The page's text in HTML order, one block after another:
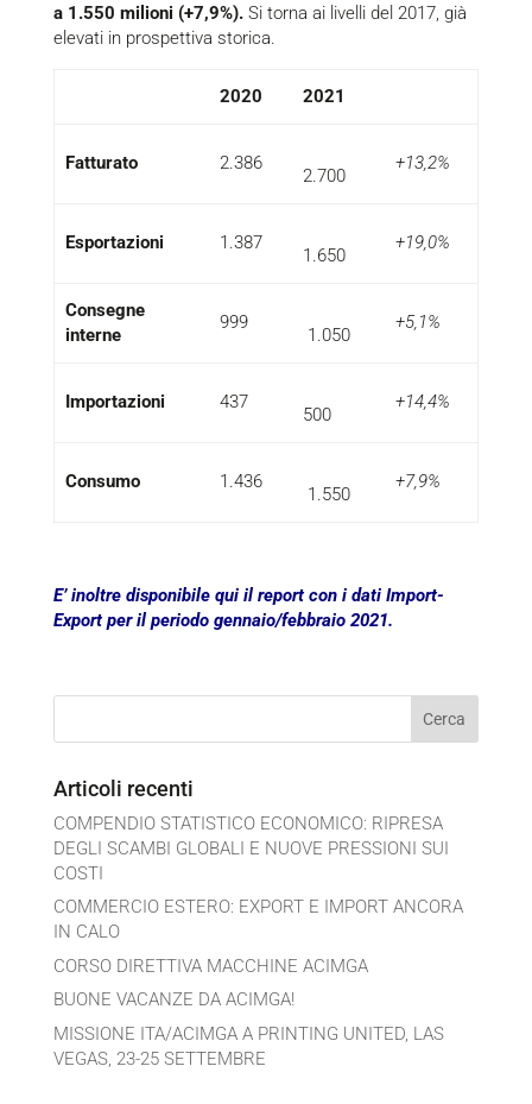
a 1.550 milioni (+7,9%). Si torna ai livelli del 2017, già
elevati in prospettiva storica.
2020 2021
Fatturato 2.386
2.700
+13,2%
Esportazioni 1.387
1.650
+19,0%
Consegne
interne
999
1.050
+5,1%
Importazioni 437
500
+14,4%
Consumo 1.436
1.550
+7,9%
E’ inoltre disponibile qui il report con i dati Import-
Export per il periodo gennaio/febbraio 2021.
Articoli recenti
COMPENDIO STATISTICO ECONOMICO: RIPRESA
DEGLI SCAMBI GLOBALI E NUOVE PRESSIONI SUI
COSTI
COMMERCIO ESTERO: EXPORT E IMPORT ANCORA
IN CALO
CORSO DIRETTIVA MACCHINE ACIMGA
BUONE VACANZE DA ACIMGA!
MISSIONE ITA/ACIMGA A PRINTING UNITED, LAS
VEGAS, 23-25 SETTEMBRE